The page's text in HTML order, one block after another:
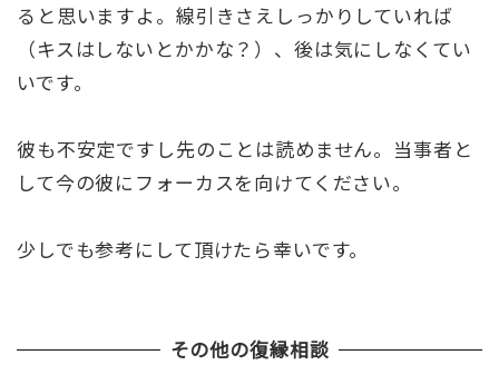
ると思いますよ。線引きさえしっかりしていれば
（キスはしないとかかな？）、後は気にしなくてい
いです。
彼も不安定ですし先のことは読めません。当事者と
して今の彼にフォーカスを向けてください。
少しでも参考にして頂けたら幸いです。
その他の復縁相談